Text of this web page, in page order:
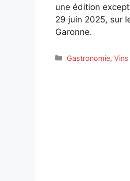
une édition
29 juin 2025, sur
Garonne.
Catégories
Gastronomie, Vins